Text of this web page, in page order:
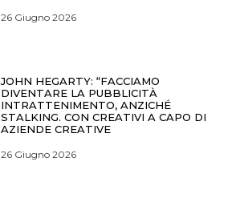
26 Giugno 2026
JOHN HEGARTY: “FACCIAMO
DIVENTARE LA PUBBLICITÀ
INTRATTENIMENTO, ANZICHÉ
STALKING. CON CREATIVI A CAPO DI
AZIENDE CREATIVE
26 Giugno 2026